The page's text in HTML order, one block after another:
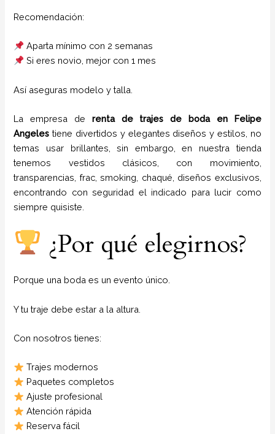
Recomendación:
Aparta mínimo con 2 semanas
Si eres novio, mejor con 1 mes
Así aseguras modelo y talla.
La empresa de renta de trajes de boda
en Felipe
Angeles tiene divertidos y elegantes diseños y estilos, no
temas usar brillantes, sin embargo, en nuestra tienda
tenemos vestidos clásicos, con movimiento,
transparencias, frac, smoking, chaqué, diseños exclusivos,
encontrando con seguridad el indicado para lucir como
siempre quisiste.
¿Por qué elegirnos?
Porque una boda es un evento único.
Y tu traje debe estar a la altura.
Con nosotros tienes:
Trajes modernos
Paquetes completos
Ajuste profesional
Atención rápida
Reserva fácil